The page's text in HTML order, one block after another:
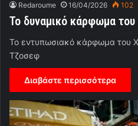
Redaroume 16/04/2026 102
Το δυναμικό κάρφωμα
Το εντυπωσιακό κάρφωμα του
Τζοσεφ
Διαβάστε περισσότερα